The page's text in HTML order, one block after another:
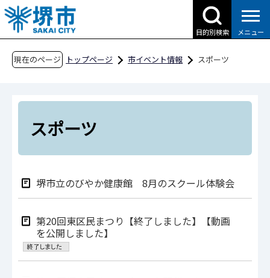
こ
の
ペ
目的別検索 メニュー
現在のページ トップページ 市イベント情報 スポーツ
スポーツ
堺市立のびやか健康館 8⽉のスクール体験会
第20回東区民まつり【終了しました】【動画
を公開しました】